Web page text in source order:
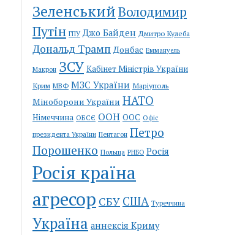
ЗеленськийВолодимир
Путін ГПУ Джо Байден Дмитро Кулеба
Дональд Трамп Донбас Еммануель
Макрон ЗСУ Кабінет Міністрів України
Крим МВФ МЗС України Маріуполь
Міноборони України НАТО
Німеччина ОБСЄ ООН ООС Офіс
президента України Пентагон Петро
Порошенко Польща РНБО Росія
Росія країна
агресор СБУ США Туреччина
Україна аннексія Криму